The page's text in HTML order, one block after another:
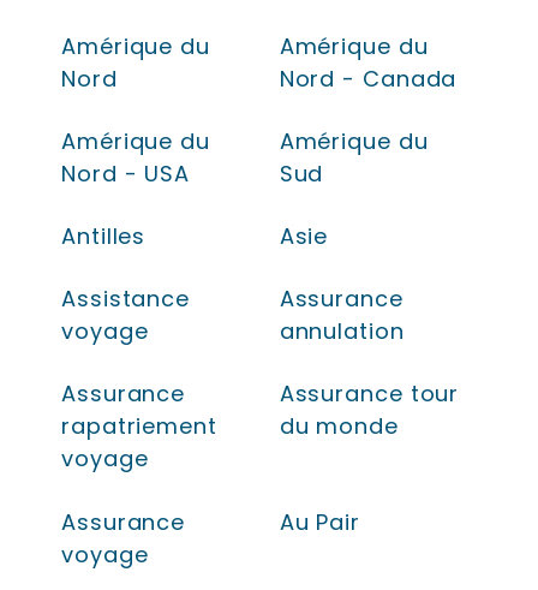
Amérique du
Nord
Amérique du
Nord - Canada
Amérique du
Nord - USA
Amérique du
Sud
Antilles Asie
Assistance
voyage
Assurance
annulation
Assurance
rapatriement
voyage
Assurance tour
du monde
Assurance
voyage
Au Pair